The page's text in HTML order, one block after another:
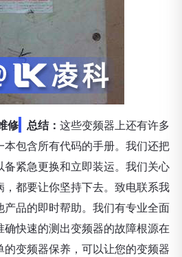
修 总结： 这些变频器上还有许多
包含所有代码的手册。我们还把
紧急更换和立即装运。我们关心
都要让你坚持下去。致电联系我
品的即时帮助。我们有专业全面
快速的测出变频器的故障根源在
变频器保养，可以让您的变频器